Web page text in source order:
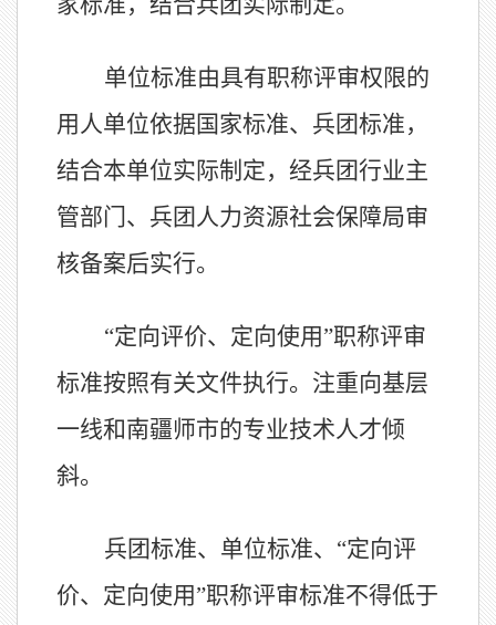
单位标准由具有职称评审权限的
用人单位依据国家标准、 兵团标准，
结合本单位实际制定，经兵团行业主
管部门、兵团人力资源社会保障局审
核备案后实行。
“定向评价、定向使用”职称评审
标准按照有关文件执行。注重向基层
一线和南疆师市的专业技术人才倾
斜。
兵团标准、单位标准、 “定向评
价、定向使用”职称评审标准不得低于